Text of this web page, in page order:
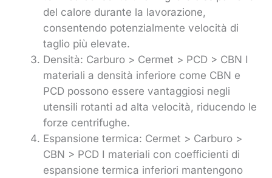
del calore durante la lavorazione,
consentendo potenzialmente velocità di
taglio più elevate.
Densità: Carburo > Cermet > PCD > CBN I
materiali a densità inferiore come CBN e
PCD possono essere vantaggiosi negli
utensili rotanti ad alta velocità, riducendo le
forze centrifughe.
Espansione termica: Cermet > Carburo >
CBN > PCD I materiali con coefficienti di
espansione termica inferiori mantengono